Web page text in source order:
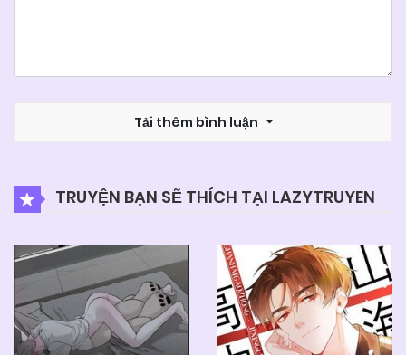
Tải thêm bình luận
TRUYỆN BẠN SẼ THÍCH TẠI LAZYTRUYEN